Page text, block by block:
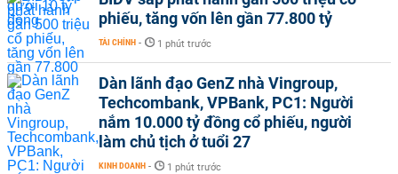
phiếu, tăng vốn lên gần 77.800 tỷ
TÀI CHÍNH - 1 phút trước
Dàn lãnh đạo GenZ nhà Vingroup,
Techcombank, VPBank, PC1: Người
nắm 10.000 tỷ đồng cổ phiếu, người
làm chủ tịch ở tuổi 27
KINH DOANH - 1 phút trước